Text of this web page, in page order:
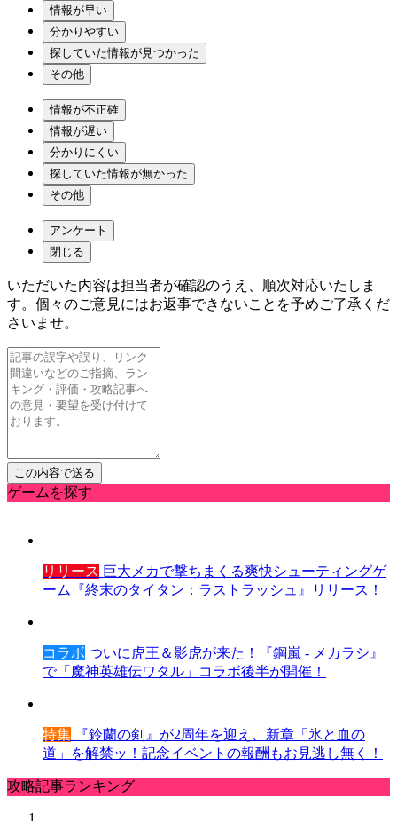
情報が早い
分かりやすい
探していた情報が見つかった
その他
情報が不正確
情報が遅い
分かりにくい
探していた情報が無かった
その他
アンケート
閉じる
いただいた内容は担当者が確認のうえ、順次対応いたしま
す。個々のご意見にはお返事できないことを予めご了承くだ
さいませ。
ゲームを探す
リリース 巨大メカで撃ちまくる爽快シューティングゲ
ーム『終末のタイタン：ラストラッシュ』リリース！
コラボ ついに虎王＆影虎が来た！『鋼嵐 - メカラシ』
で「魔神英雄伝ワタル」コラボ後半が開催！
特集 『鈴蘭の剣』が2周年を迎え、新章「氷と血の
道」を解禁ッ！記念イベントの報酬もお見逃し無く！
攻略記事ランキング